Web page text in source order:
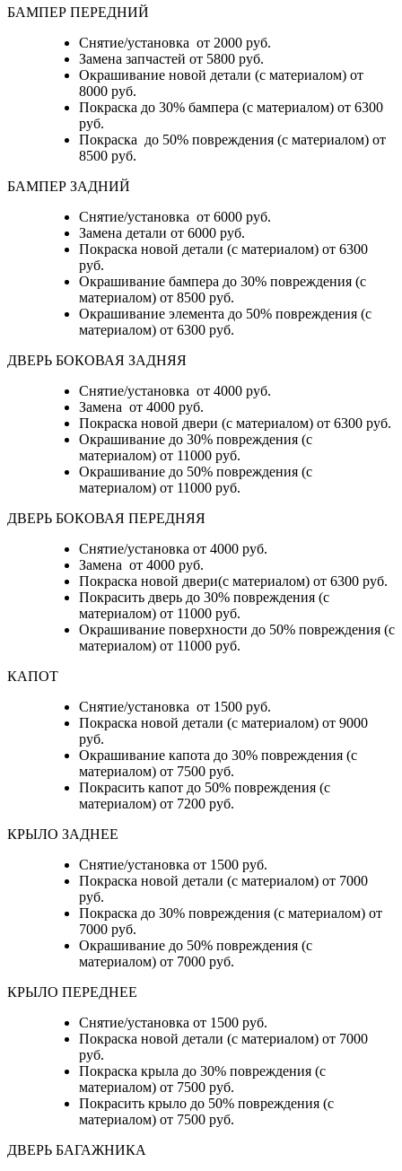
БАМПЕР ПЕРЕДНИЙ
Снятие/установка от 2000 руб.
Замена запчастей от 5800 руб.
Окрашивание новой детали (с материалом) от
8000 руб.
Покраска до 30% бампера (с материалом) от 6300
руб.
Покраска до 50% повреждения (с материалом) от
8500 руб.
БАМПЕР ЗАДНИЙ
Снятие/установка от 6000 руб.
Замена детали от 6000 руб.
Покраска новой детали (с материалом) от 6300
руб.
Окрашивание бампера до 30% повреждения (с
материалом) от 8500 руб.
Окрашивание элемента до 50% повреждения (с
материалом) от 6300 руб.
ДВЕРЬ БОКОВАЯ ЗАДНЯЯ
Снятие/установка от 4000 руб.
Замена от 4000 руб.
Покраска новой двери (с материалом) от 6300 руб.
Окрашивание до 30% повреждения (с
материалом) от 11000 руб.
Окрашивание до 50% повреждения (с
материалом) от 11000 руб.
ДВЕРЬ БОКОВАЯ ПЕРЕДНЯЯ
Снятие/установка от 4000 руб.
Замена от 4000 руб.
Покраска новой двери(с материалом) от 6300 руб.
Покрасить дверь до 30% повреждения (с
материалом) от 11000 руб.
Окрашивание поверхности до 50% повреждения (с
материалом) от 11000 руб.
КАПОТ
Снятие/установка от 1500 руб.
Покраска новой детали (с материалом) от 9000
руб.
Окрашивание капота до 30% повреждения (с
материалом) от 7500 руб.
Покрасить капот до 50% повреждения (с
материалом) от 7200 руб.
КРЫЛО ЗАДНЕЕ
Снятие/установка от 1500 руб.
Покраска новой детали (с материалом) от 7000
руб.
Покраска до 30% повреждения (с материалом) от
7000 руб.
Окрашивание до 50% повреждения (с
материалом) от 7000 руб.
КРЫЛО ПЕРЕДНЕЕ
Снятие/установка от 1500 руб.
Покраска новой детали (с материалом) от 7000
руб.
Покраска крыла до 30% повреждения (с
материалом) от 7500 руб.
Покрасить крыло до 50% повреждения (с
материалом) от 7500 руб.
ДВЕРЬ БАГАЖНИКА